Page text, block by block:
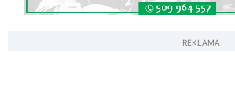
REKLAMA